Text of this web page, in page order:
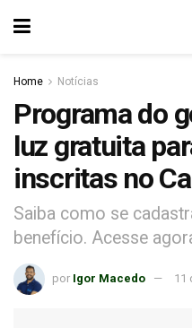
Home Notícias
Programa do
luz gratuita
inscritas no
Saiba como se
benefício. Acesse
por Igor Macedo 11